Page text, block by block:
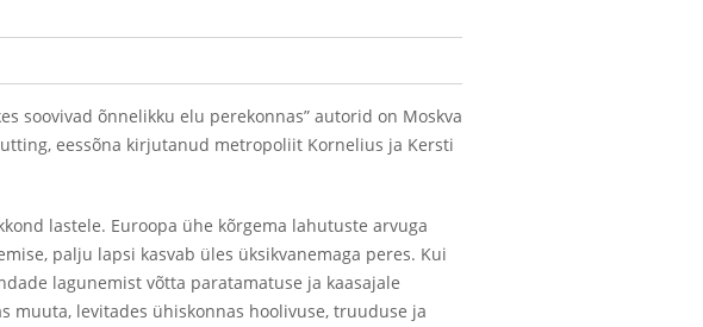
soovivad õnnelikku elu perekonnas” autorid on Moskva
eessõna kirjutanud metropoliit Kornelius ja Kersti
lastele. Euroopa ühe kõrgema lahutuste arvuga
palju lapsi kasvab üles üksikvanemaga peres. Kui
lagunemist võtta paratamatuse ja kaasajale
muuta, levitades ühiskonnas hoolivuse, truuduse ja